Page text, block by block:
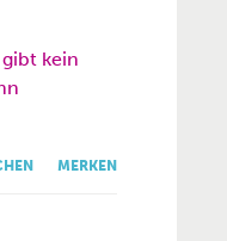
kein
MERKEN